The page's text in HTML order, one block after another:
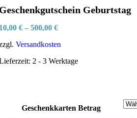
Geburtstag
€ – 500,00 €
Versandkosten
2 - 3 Werktage
Geschenkkarten Betrag